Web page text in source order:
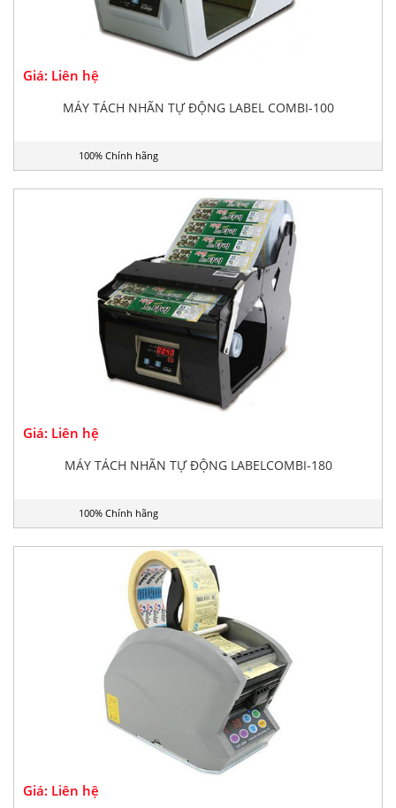
Giá: Liên hệ
MÁY TÁCH NHÃN TỰ ĐỘNG LABEL COMBI-100
100% Chính hãng
Giá: Liên hệ
MÁY TÁCH NHÃN TỰ ĐỘNG LABELCOMBI-180
100% Chính hãng
Giá: Liên hệ